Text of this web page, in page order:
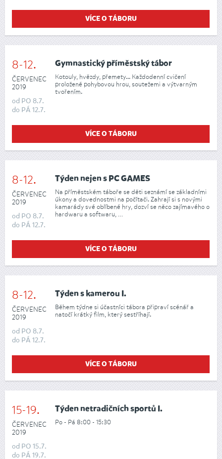
VÍCE O TÁBORU
8-12.
ČERVENEC
2019
od PO 8.7.
do PÁ 12.7.
Gymnastický příměstský tábor
Kotouly, hvězdy, přemety... Každodenní cvičení
proložené pohybovou hrou, soutežemi a výtvarným
tvořením.
VÍCE O TÁBORU
8-12.
ČERVENEC
2019
od PO 8.7.
do PÁ 12.7.
Týden nejen s PC GAMES
Na příměstském táboře se děti seznámí se základními
úkony a dovednostmi na počítači. Zahrají si s novými
kamarády své oblíbené hry, dozví se něco zajímavého o
hardwaru a softwaru, …
VÍCE O TÁBORU
8-12.
ČERVENEC
2019
od PO 8.7.
do PÁ 12.7.
Týden s kamerou I.
Během týdne si účastníci tábora připraví scénář a
natočí krátký film, který sestříhají.
VÍCE O TÁBORU
15-19.
ČERVENEC
2019
od PO 15.7.
do PÁ 19.7.
Týden netradičních sportů I.
Po - Pá 8:00 - 15:30